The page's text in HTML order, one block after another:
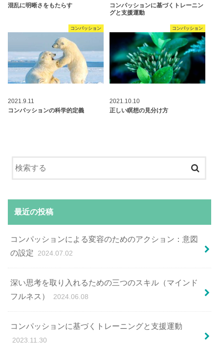
混乱に明晰さをもたらす
コンパッションに基づくトレーニン
グと支援運動
コンパッション
2021.9.11
コンパッションの科学的定義
コンパッション
2021.10.10
正しい瞑想の見分け方
最近の投稿
コンパッションによる変容のためのアクション：意図
の設定
2024.07.02
深い思考を取り入れるための三つのスキル（マインド
フルネス）
2024.06.08
コンパッションに基づくトレーニングと支援運動
2023.11.30